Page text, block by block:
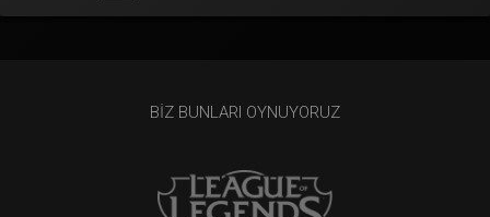
BIZ BUNLARI OYNUYORUZ